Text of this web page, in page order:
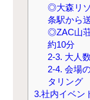
◎大森リ
条駅から
◎ZAC山
約10分
2-3. 大人
2-4. 会場
タリング
3.社内イベン